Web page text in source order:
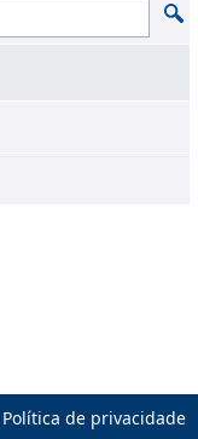
Política de privacidade